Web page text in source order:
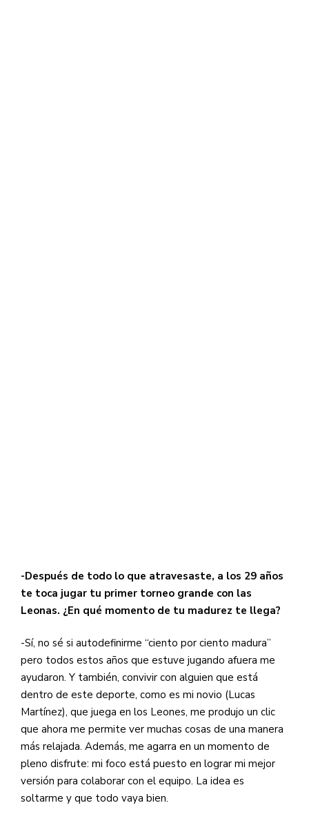
-Después de todo lo que atravesaste, a los 29 años
te toca jugar tu primer torneo grande con las
Leonas. ¿En qué momento de tu madurez te llega?
-Sí, no sé si autodefinirme “ciento por ciento madura”
pero todos estos años que estuve jugando afuera me
ayudaron. Y también, convivir con alguien que está
dentro de este deporte, como es mi novio (Lucas
Martínez), que juega en los Leones, me produjo un clic
que ahora me permite ver muchas cosas de una manera
más relajada. Además, me agarra en un momento de
pleno disfrute: mi foco está puesto en lograr mi mejor
versión para colaborar con el equipo. La idea es
soltarme y que todo vaya bien.